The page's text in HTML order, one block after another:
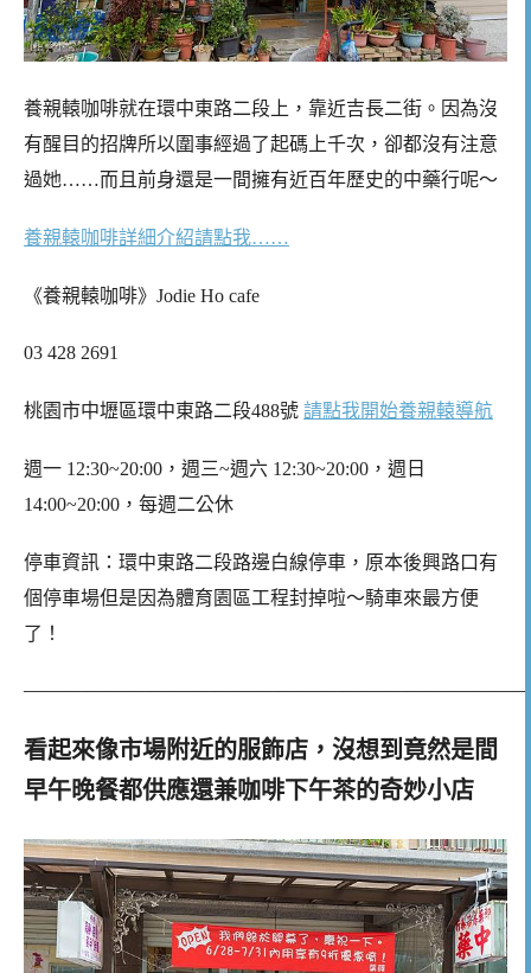
養親轅咖啡就在環中東路二段上，靠近吉長二街。因為沒
有醒目的招牌所以圍事經過了起碼上千次，卻都沒有注意
過她……而且前身還是一間擁有近百年歷史的中藥行呢～
養親轅咖啡詳細介紹請點我……
《養親轅咖啡》Jodie Ho cafe
03 428 2691
桃園市中壢區環中東路二段488號 請點我開始養親轅導航
週一 12:30~20:00，週三~週六 12:30~20:00，週日
14:00~20:00，每週二公休
停車資訊：環中東路二段路邊白線停車，原本後興路口有
個停車場但是因為體育園區工程封掉啦～騎車來最方便
了！
看起來像市場附近的服飾店，沒想到竟然是間
早午晚餐都供應還兼咖啡下午茶的奇妙小店